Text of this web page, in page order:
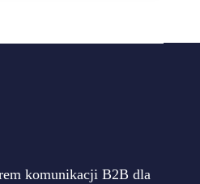
komunikacji B2B dla